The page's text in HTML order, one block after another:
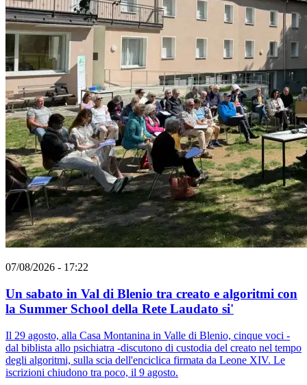
07/08/2026 - 17:22
Un sabato in Val di Blenio tra creato e algoritmi con
la Summer School della Rete Laudato si'
Il 29 agosto, alla Casa Montanina in Valle di Blenio, cinque voci -
dal biblista allo psichiatra -discutono di custodia del creato nel tempo
degli algoritmi, sulla scia dell'enciclica firmata da Leone XIV. Le
iscrizioni chiudono tra poco, il 9 agosto.